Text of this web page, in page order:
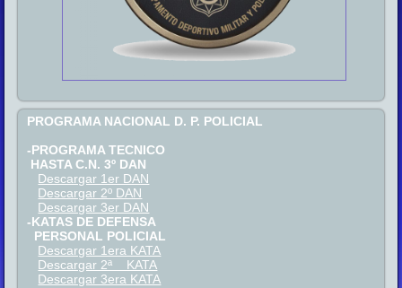
PROGRAMA NACIONAL D. P. POLICIAL
-PROGRAMA TECNICO
HASTA C.N. 3º DAN
Descargar 1er DAN
Descargar 2º DAN
Descargar 3er DAN
-KATAS DE DEFENSA
PERSONAL POLICIAL
Descargar 1era KATA
Descargar 2ª KATA
Descargar 3era KATA